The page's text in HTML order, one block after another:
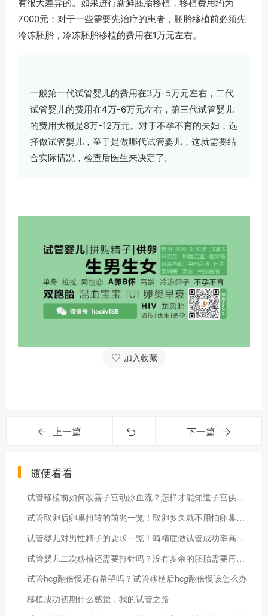
有很大差异的。如果进行新鲜胚胎移植，移植费用约为
7000元；对于一些需要先治疗的患者，胚胎移植前必须先
冷冻胚胎，冷冻胚胎移植的费用在1万元左右。
一般第一代试管婴儿的费用在3万-5万元左右，二代
试管婴儿的费用在4万-6万元左右，第三代试管婴儿
的费用大概是8万-12万元。对于不孕不育的夫妇，选
择做试管婴儿，至于是做哪代试管婴儿，这就需要结
合实际情况，检查后医生来决定了。
加入收藏
上一篇 下一篇
随便看看
试管移植前如何改善子宫动脉血流？怎样才能知道子宫供血好不好
试管取卵后卵巢扭转的前兆一览！取卵多久就不用怕卵巢扭转了
试管婴儿对男性精子的要求一览！畸精症做试管成功率高不高
试管婴儿二次移植还需要打针吗？没有多余的胚胎需要再次促排
试管hcg翻倍慢还有希望吗？试管移植后hcg翻倍慢该怎么办
移植成功初期什么感觉，我的试管之路